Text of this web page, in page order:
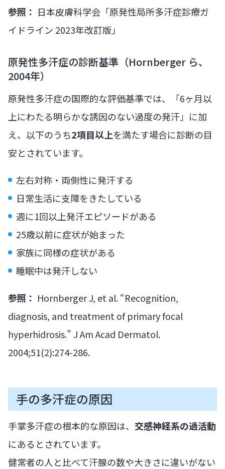
参照： 日本皮膚科学会「原発性局所多汗症診療ガ
イドライン 2023年改訂版」
原発性多汗症の診断基準（Hornberger ら、
2004年）
原発性多汗症の国際的な評価基準では、「6ヶ月以
上にわたる明らかな誘因のない過度の発汗」に加
え、以下のうち2項目以上を満たす場合に診断の目
安とされています。
左右対称・両側性に発汗する
日常生活に支障をきたしている
週に1回以上発汗エピソードがある
25歳以前に症状が始まった
家族に同様の症状がある
睡眠中は発汗しない
参照： Hornberger J, et al. “Recognition,
diagnosis, and treatment of primary focal
hyperhidrosis.” J Am Acad Dermatol.
2004;51(2):274-286.
手の多汗症の原因
手掌多汗症の根本的な原因は、 交感神経系の過活動
にあるとされています。
健常者の人と比べて汗腺の数や大きさに違いがない